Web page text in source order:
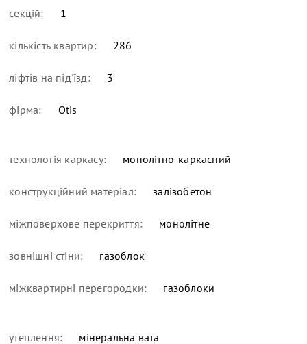
секцій: 1
кількість квартир: 286
ліфтів на під'їзд: 3
фірма: Otis
технологія каркасу: монолітно-каркасний
конструкційний матеріал: залізобетон
міжповерхове перекриття: монолітне
зовнішні стіни: газоблок
міжквартирні перегородки: газоблоки
утеплення: мінеральна вата